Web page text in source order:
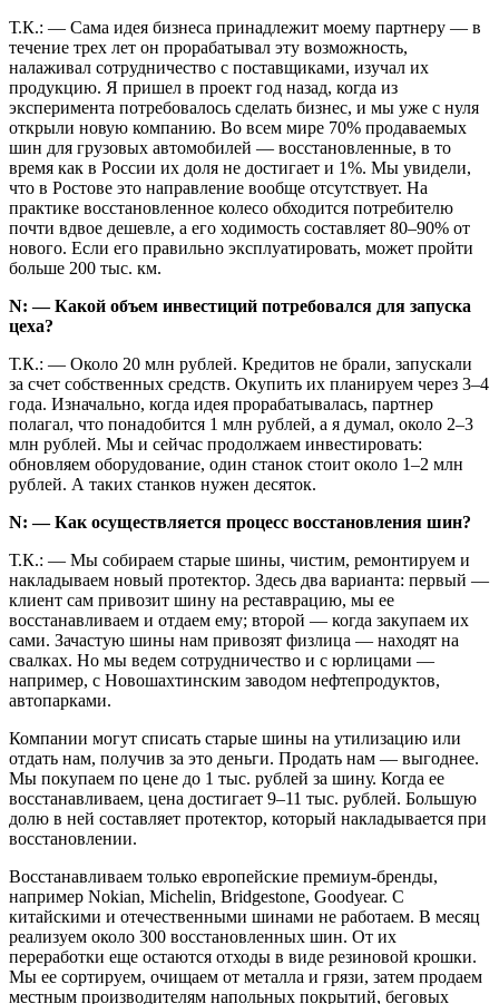
Т.К.: — Сама идея бизнеса принадлежит моему партнеру — в
течение трех лет он прорабатывал эту возможность,
налаживал сотрудничество с поставщиками, изучал их
продукцию. Я пришел в проект год назад, когда из
эксперимента потребовалось сделать бизнес, и мы уже с нуля
открыли новую компанию. Во всем мире 70% продаваемых
шин для грузовых автомобилей — восстановленные, в то
время как в России их доля не достигает и 1%. Мы увидели,
что в Ростове это направление вообще отсутствует. На
практике восстановленное колесо обходится потребителю
почти вдвое дешевле, а его ходимость составляет 80–90% от
нового. Если его правильно эксплуатировать, может пройти
больше 200 тыс. км.
N: — Какой объем инвестиций потребовался для запуска
цеха?
Т.К.: — Около 20 млн рублей. Кредитов не брали, запускали
за счет собственных средств. Окупить их планируем через 3–4
года. Изначально, когда идея прорабатывалась, партнер
полагал, что понадобится 1 млн рублей, а я думал, около 2–3
млн рублей. Мы и сейчас продолжаем инвестировать:
обновляем оборудование, один станок стоит около 1–2 млн
рублей. А таких станков нужен десяток.
N: — Как осуществляется процесс восстановления шин?
Т.К.: — Мы собираем старые шины, чистим, ремонтируем и
накладываем новый протектор. Здесь два варианта: первый —
клиент сам привозит шину на реставрацию, мы ее
восстанавливаем и отдаем ему; второй — когда закупаем их
сами. Зачастую шины нам привозят физлица — находят на
свалках. Но мы ведем сотрудничество и с юрлицами —
например, с Новошахтинским заводом нефтепродуктов,
автопарками.
Компании могут списать старые шины на утилизацию или
отдать нам, получив за это деньги. Продать нам — выгоднее.
Мы покупаем по цене до 1 тыс. рублей за шину. Когда ее
восстанавливаем, цена достигает 9–11 тыс. рублей. Большую
долю в ней составляет протектор, который накладывается при
восстановлении.
Восстанавливаем только европейские пре­миум-бренды,
например Nokian, Michelin, Brid­gestone, Goodyear. С
китайскими и оте­чественными шинами не работаем. В месяц
реализуем около 300 восстановленных шин. От их
переработки еще остаются отходы в виде резиновой крошки.
Мы ее сортируем, очищаем от металла и грязи, затем продаем
местным производителям напольных покрытий, беговых